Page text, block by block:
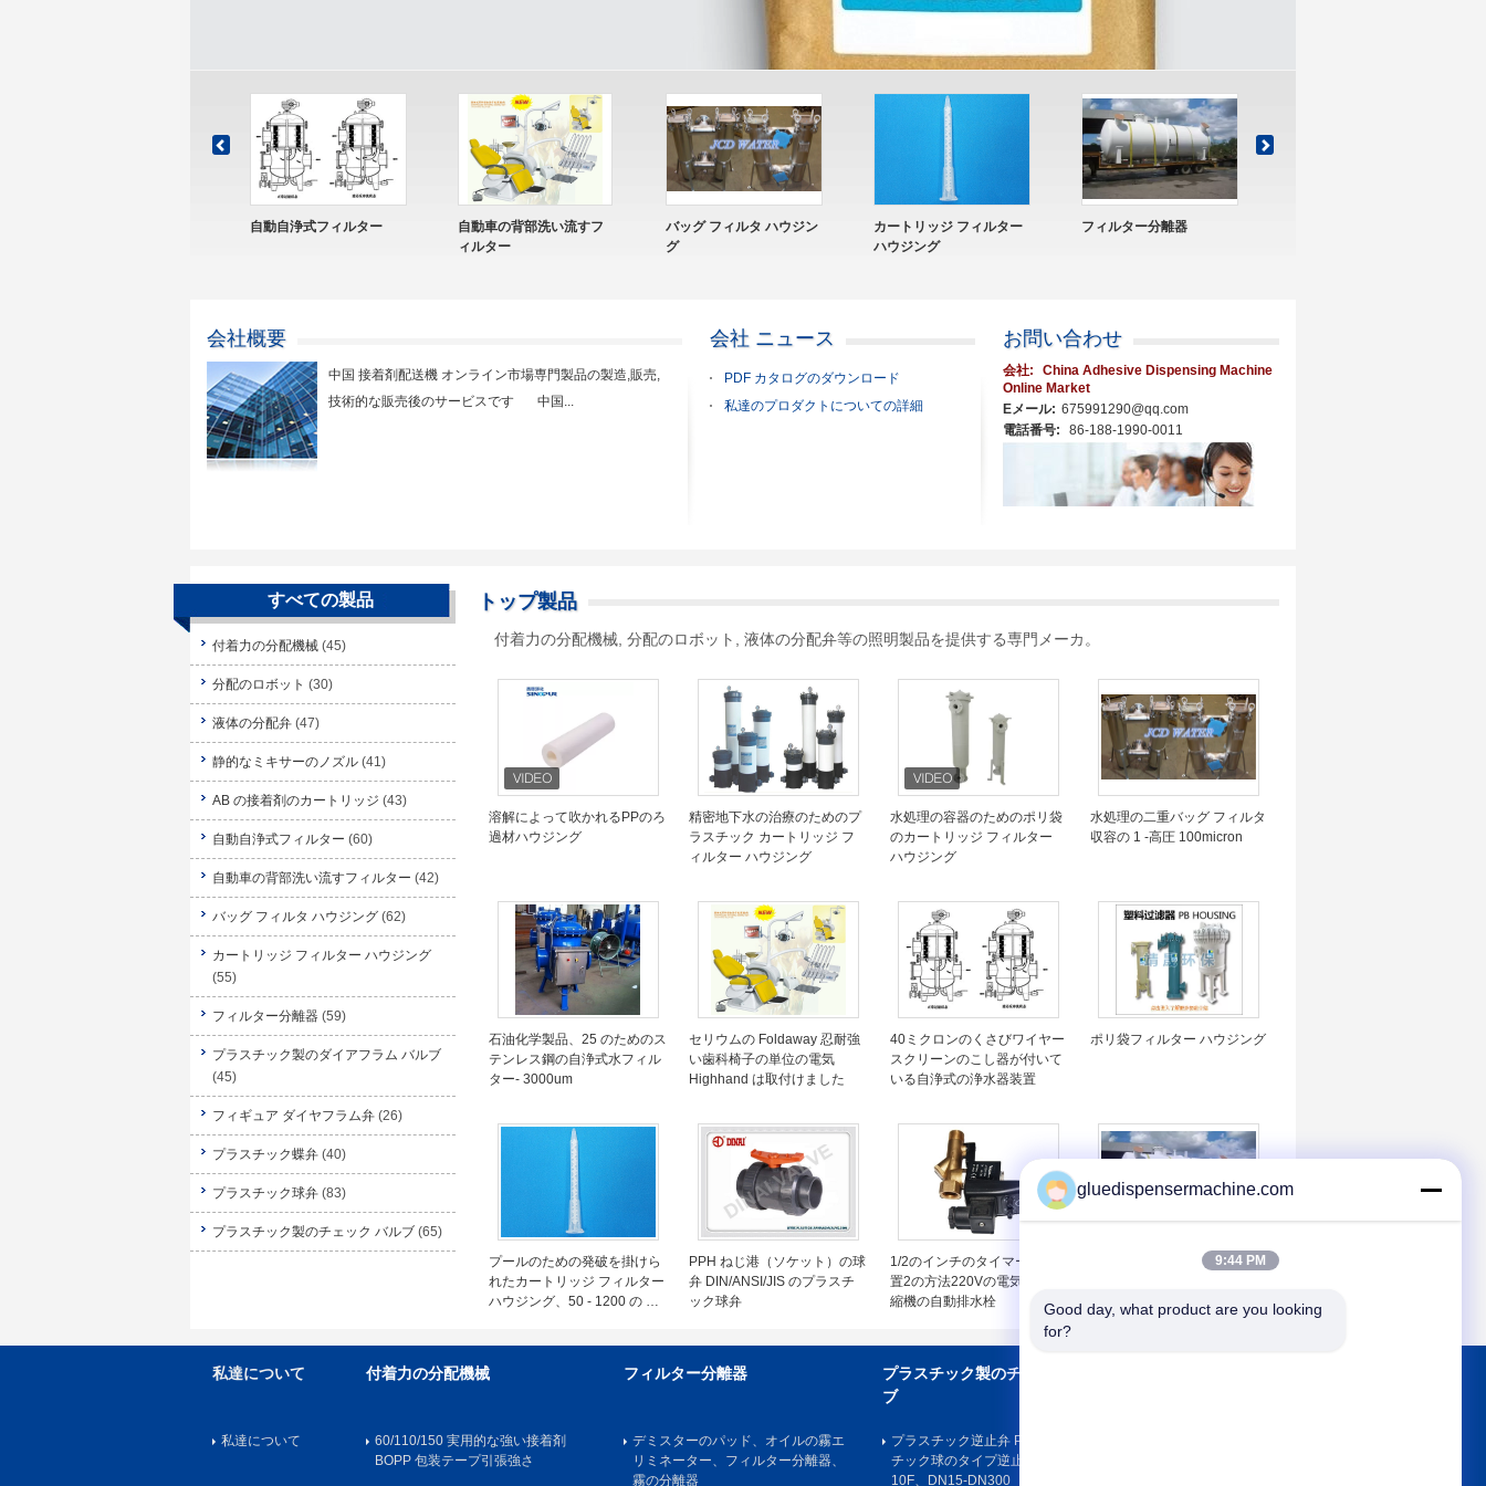
カートリッジ フィルター
フィルター分離器
プラスチック製のダイア
フィギュア ダイヤフラム
プラスチック蝶弁 プラスチック球弁
会社概要
中国 接着剤配送機 オンライン市場専門製品の製造,販売,
技術的な販売後のサービスです 中国...
会社 ニュース
PDF カタログのダウンロード
私達のプロダクトについての詳細
お問い合わせ
会社:
China Adhesive Dispensing Machine
Online Market
Eメール: 675991290@qq.com
電話番号:
86-188-1990-0011
すべての製品
付着力の分配機械 (45)
分配のロボット (30)
液体の分配弁 (47)
静的なミキサーのノズル (41)
AB の接着剤のカートリッジ (43)
自動自浄式フィルター (60)
自動車の背部洗い流すフィルター (42)
バッグ フィルタ ハウジング (62)
カートリッジ フィルター ハウジング
(55)
フィルター分離器 (59)
プラスチック製のダイアフラム バルブ
(45)
フィギュア ダイヤフラム弁 (26)
プラスチック蝶弁 (40)
プラスチック球弁 (83)
プラスチック製のチェック バルブ (65)
トップ製品
付着力の分配機械, 分配のロボット, 液体の分配弁等の照明製品を提供する専門メーカ。
溶解によって吹かれるPPのろ
過材ハウジング
精密地下水の治療のためのプ
ラスチック カートリッジ フ
ィルター ハウジング
水処理の容器のためのポリ袋
のカートリッジ フィルター
ハウジング
水処理の二重バッグ フィルタ
収容の 1 -高圧 100micron
石油化学製品、25 のためのス
テンレス鋼の自浄式水フィル
ター- 3000um
セリウムの Foldaway 忍耐強
い歯科椅子の単位の電気
Highhand は取付けました
40ミクロンのくさびワイヤー
スクリーンのこし器が付いて
いる自浄式の浄水器装置
ポリ袋フィルター ハウジング
プールのための発破を掛けら
れたカートリッジ フィルター
ハウジング、50 - 1200 の m
PPH ねじ港（ソケット）の球
弁 DIN/ANSI/JIS のプラスチ
ック球弁
1/2のインチのタイマー2の位
置2の方法220Vの電気空気圧
縮機の自動排水栓
私達について
私達について
付着力の分配機械
60/110/150 実用的な強い接着剤
BOPP 包装テープ引張強さ
フィルター分離器
デミスターのパッド、オイルの霧エ
リミネーター、フィルター分離器、
霧の分離器
プラスチック製のチェック バル
ブ
プラスチック逆止弁 PVDF のプラス
チック球のタイプ逆止弁 H41F-
10F、DN15-DN300
gluedispensermachine.com
9:44 PM
Good day, what product are you looking
for?